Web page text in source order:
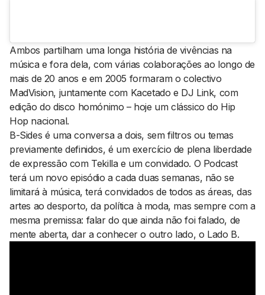
Ambos partilham uma longa história de vivências na
música e fora dela, com várias colaborações ao longo de
mais de 20 anos e em 2005 formaram o colectivo
MadVision, juntamente com Kacetado e DJ Link, com
edição do disco homónimo – hoje um clássico do Hip
Hop nacional.
B-Sides é uma conversa a dois, sem filtros ou temas
previamente definidos, é um exercício de plena liberdade
de expressão com Tekilla e um convidado. O Podcast
terá um novo episódio a cada duas semanas, não se
limitará à música, terá convidados de todos as áreas, das
artes ao desporto, da política à moda, mas sempre com a
mesma premissa: falar do que ainda não foi falado, de
mente aberta, dar a conhecer o outro lado, o Lado B.